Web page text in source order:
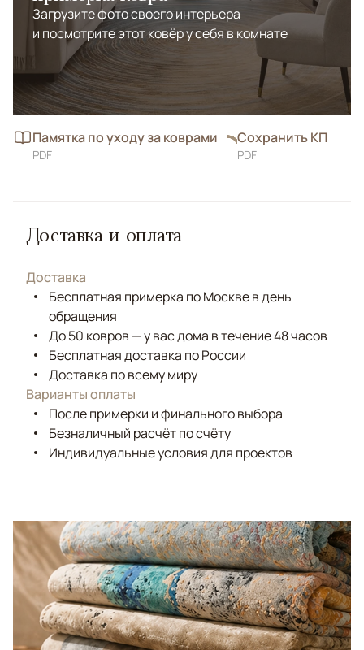
Загрузите фото своего интерьера
и посмотрите этот ковёр у себя в комнате
Памятка по уходу за коврами
PDF
Сохранить КП
PDF
Доставка и оплата
Доставка
Бесплатная примерка по Москве в день
обращения
До 50 ковров — у вас дома в течение 48 часов
Бесплатная доставка по России
Доставка по всему миру
Варианты оплаты
После примерки и финального выбора
Безналичный расчёт по счёту
Индивидуальные условия для проектов